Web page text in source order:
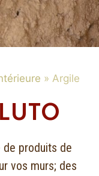
» Argile
de produits de
vos murs; des